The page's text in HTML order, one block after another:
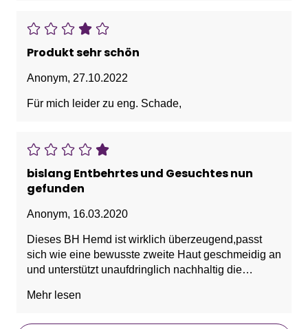
Produkt sehr schön
Anonym, 27.10.2022
Für mich leider zu eng. Schade,
bislang Entbehrtes und Gesuchtes nun
gefunden
Anonym, 16.03.2020
Dieses BH Hemd ist wirklich überzeugend,passt
sich wie eine bewusste zweite Haut geschmeidig an
und unterstützt unaufdringlich nachhaltig die
Bewegungen zu verrutschen und zu
Mehr lesen